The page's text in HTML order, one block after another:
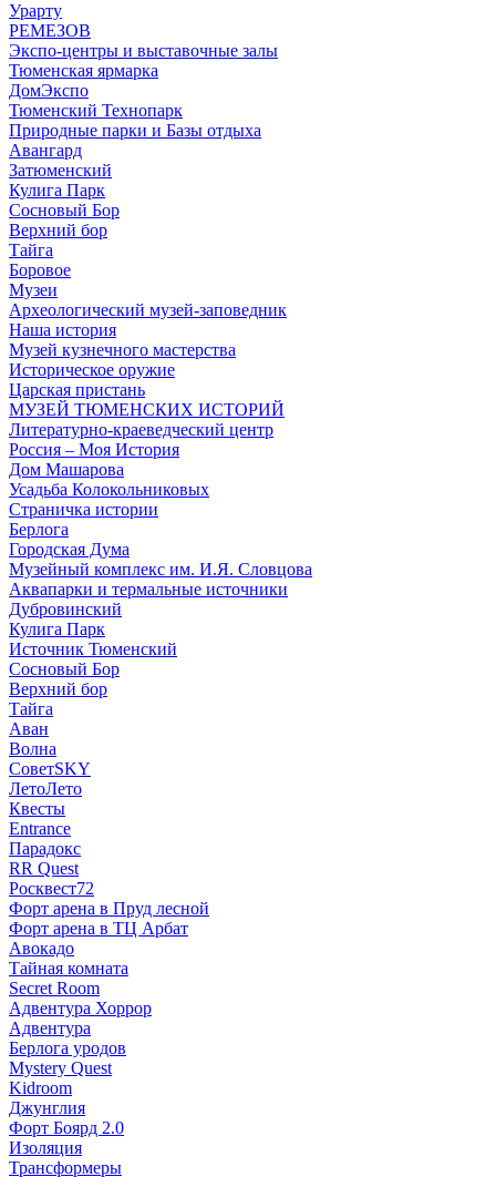
Урарту
РЕМЕЗОВ
Экспо-центры и выставочные залы
Тюменская ярмарка
ДомЭкспо
Тюменский Технопарк
Природные парки и Базы отдыха
Авангард
Затюменский
Кулига Парк
Сосновый Бор
Верхний бор
Тайга
Боровое
Музеи
Археологический музей-заповедник
Наша история
Музей кузнечного мастерства
Историческое оружие
Царская пристань
МУЗЕЙ ТЮМЕНСКИХ ИСТОРИЙ
Литературно-краеведческий центр
Россия – Моя История
Дом Машарова
Усадьба Колокольниковых
Страничка истории
Берлога
Городская Дума
Музейный комплекс им. И.Я. Словцова
Аквапарки и термальные источники
Дубровинский
Кулига Парк
Источник Тюменский
Сосновый Бор
Верхний бор
Тайга
Аван
Волна
СоветSKY
ЛетоЛето
Квесты
Entrance
Парадокс
RR Quest
Росквест72
Форт арена в Пруд лесной
Форт арена в ТЦ Арбат
Авокадо
Тайная комната
Secret Room
Адвентура Хоррор
Адвентура
Берлога уродов
Mystery Quest
Kidroom
Джунглия
Форт Боярд 2.0
Изоляция
Трансформеры